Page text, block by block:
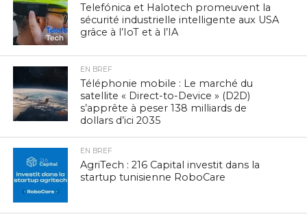
Telefónica et Halotech promeuvent la
sécurité industrielle intelligente aux USA
grâce à l’IoT et à l’IA
EN BREF
Téléphonie mobile : Le marché du
satellite « Direct-to-Device » (D2D)
s’apprête à peser 138 milliards de
dollars d’ici 2035
EN BREF
AgriTech : 216 Capital investit dans la
startup tunisienne RoboCare